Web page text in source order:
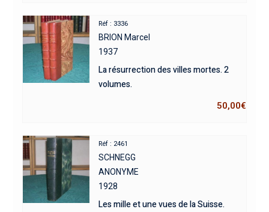
Réf : 3336
BRION Marcel
1937
La résurrection des villes mortes. 2
volumes.
50,00€
Réf : 2461
SCHNEGG
ANONYME
1928
Les mille et une vues de la Suisse.